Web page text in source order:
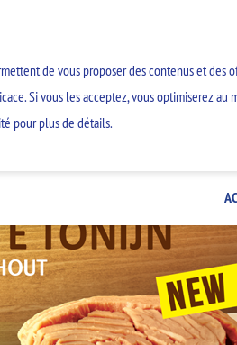
de vous proposer des contenus et des
Si vous les acceptez, vous optimiserez au
pour plus de détails.